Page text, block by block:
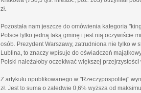
zł.
Pozostała nam jeszcze do omówienia kategoria
Polsce tylko jedną taką gminę i jest nią oczywiście
osób. Prezydent Warszawy, zatrudniona nie tylko w
Lublina, to znaczy wpisuje do oświadczeń
Polski należałoby oczekiwać większej
Z artykułu opublikowanego w "Rzeczypospolitej"
zł. Jest to suma o zaledwie 0,6% wyższa od